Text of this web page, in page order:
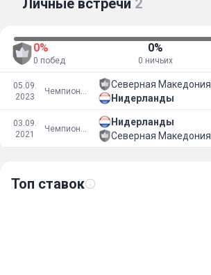
Личные встречи 2
0%
0 побед
0%
0 ничьих
05.09.
2023
Чемпионат Европы
Северная Македония
Нидерланды
03.09.
2021
Чемпионат Европы
Нидерланды
Северная Македония
Топ ставок